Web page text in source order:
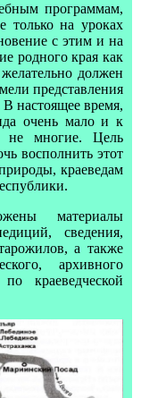
программам,
только на уроках
с этим и на
родного края как
должен
представления
настоящее время,
очень мало и к
не многие. Цель
восполнить этот
краеведам
материалы
сведения,
а также
архивного
краеведческой